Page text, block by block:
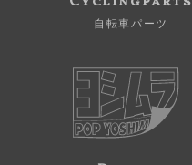
自転車パーツ